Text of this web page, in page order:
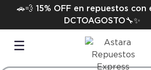
🚗💨 15% OFF en repuestos con
DCTOAGOSTO🔧✨
☰